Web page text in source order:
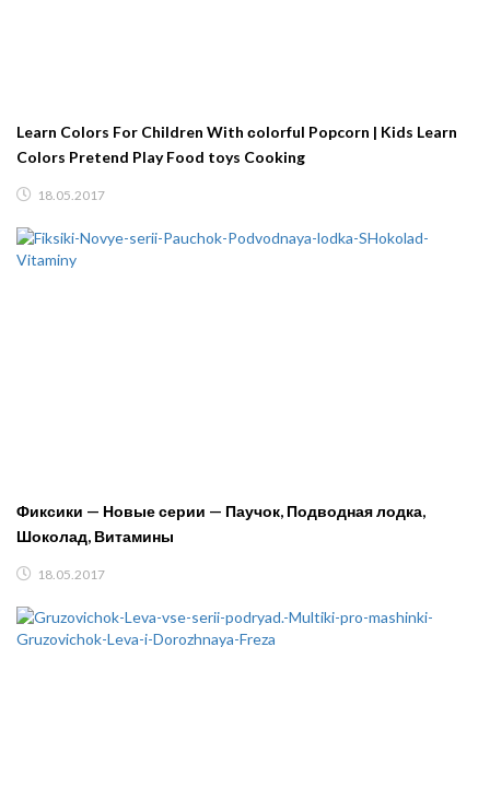
Learn Colors For Children With сolorful Popcorn | Kids Learn
Colors Pretend Play Food toys Cooking
18.05.2017
Фиксики — Новые серии — Паучок, Подводная лодка,
Шоколад, Витамины
18.05.2017